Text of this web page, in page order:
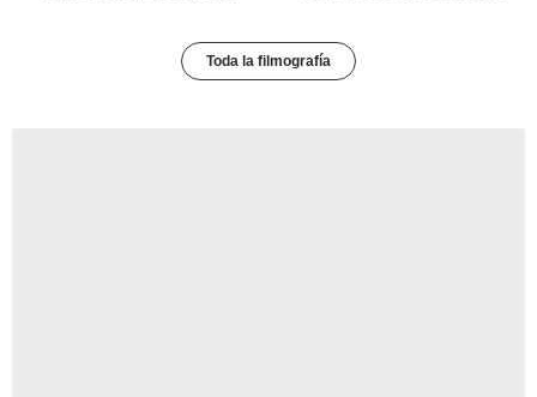
Toda la filmografía